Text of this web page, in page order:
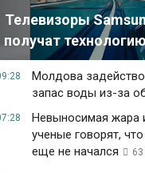
Телевизоры
получат
Молдова
запас воды из-за
Невыносимая жара
ученые говорят,
еще не начался
63